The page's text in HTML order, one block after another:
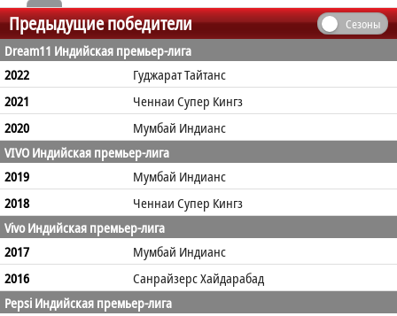
Предыдущие победители Сезоны
Dream11 Индийская премьер-лига
2022
Гуджарат Тайтанс
2021
Ченнаи Супер Кингз
2020
Мумбай Индианс
VIVO Индийская премьер-лига
2019
Мумбай Индианс
2018
Ченнаи Супер Кингз
Vivo Индийская премьер-лига
2017
Мумбай Индианс
2016
Санрайзерс Хайдарабад
Pepsi Индийская премьер-лига